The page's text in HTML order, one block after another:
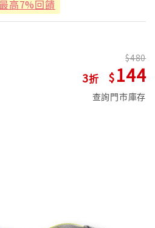
高7%回饋
3
480
144
查詢門市庫存